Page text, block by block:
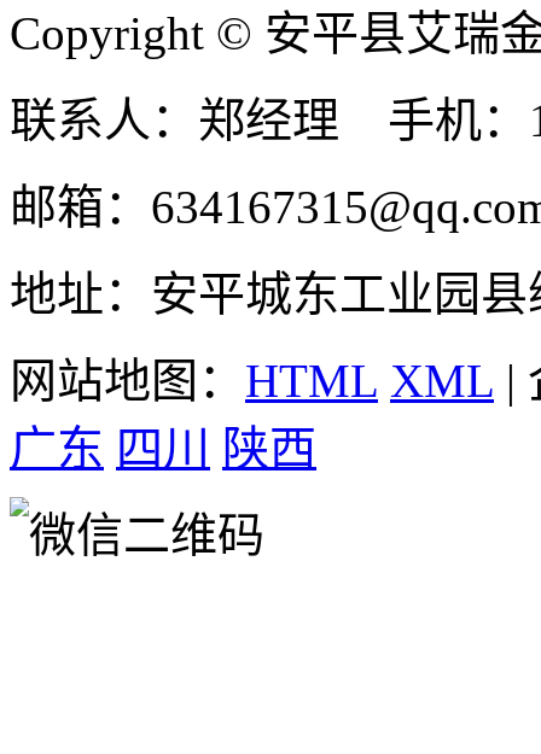
Copyright © 安平县艾瑞
联系人：郑经理 手机：
邮箱：
地址：安平城东工业园县
网站地图： HTML XML |
广东 四川 陕西